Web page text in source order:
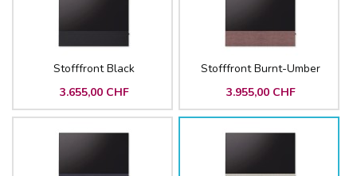
Stofffront Black
3.655,00 CHF
Stofffront Burnt-Umber
3.955,00 CHF